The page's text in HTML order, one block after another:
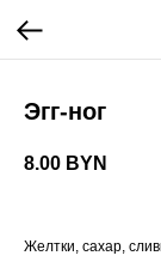
Эгг-ног
8.00 BYN
Желтки, сахар,